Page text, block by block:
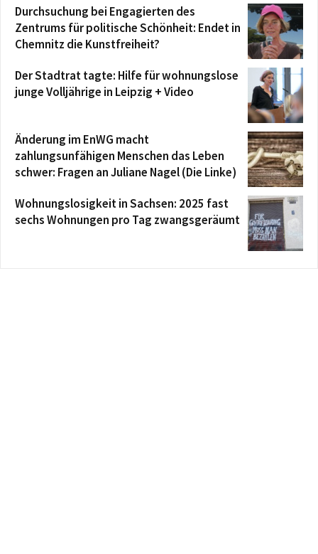
Durchsuchung bei Engagierten des
Zentrums für politische Schönheit: Endet in
Chemnitz die Kunstfreiheit?
Der Stadtrat tagte: Hilfe für wohnungslose
junge Volljährige in Leipzig + Video
Änderung im EnWG macht
zahlungsunfähigen Menschen das Leben
schwer: Fragen an Juliane Nagel (Die Linke)
Wohnungslosigkeit in Sachsen: 2025 fast
sechs Wohnungen pro Tag zwangsgeräumt